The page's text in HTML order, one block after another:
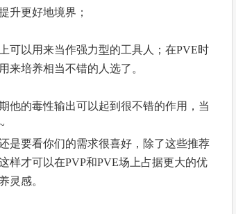
升更好地境界；
可以用来当作强力型的工具人；在PVE时
来培养相当不错的人选了。
他的毒性输出可以起到很不错的作用，当
是要看你们的需求很喜好，除了这些推荐
样才可以在PVP和PVE场上占据更大的优
灵感。